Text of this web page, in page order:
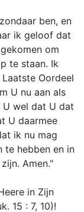
ben, en
ik geloof dat
om
te staan. Ik
Oordeel
U nu aan als
U wel dat U dat
U daarmee
ik nu mag
te hebben en in
Amen."
in Zijn
15 : 7, 10)!